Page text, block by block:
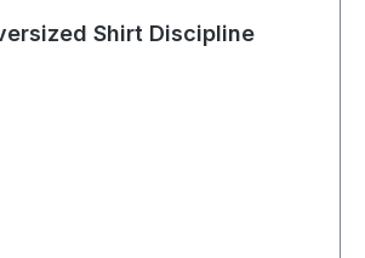
Shirt Discipline